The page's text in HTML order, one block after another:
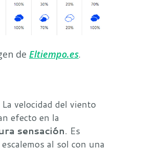
de Eltiempo.es.
La velocidad del viento
efecto en la
sensación. Es
al sol con una